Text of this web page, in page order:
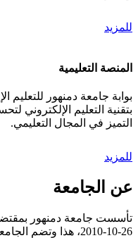
للمزيد
المنصة التعليمية
بوابة جامعة دمنهور للتعليم
بتقنية التعليم الإلكتروني
التميز في المجال التعليمي.
للمزيد
عن الجامعة